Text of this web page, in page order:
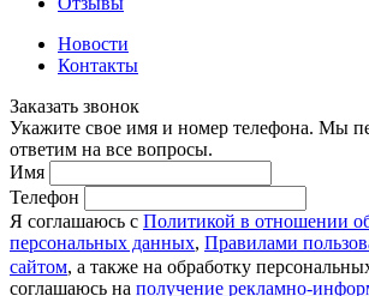
Новости
Контакты
Заказать звонок
Укажите свое имя и номер телефона. Мы
ответим на все вопросы.
Имя
Телефон
Я соглашаюсь с Политикой в отношении
персональных данных, Правилами
сайтом, а также на обработку
соглашаюсь на получение рекламно-